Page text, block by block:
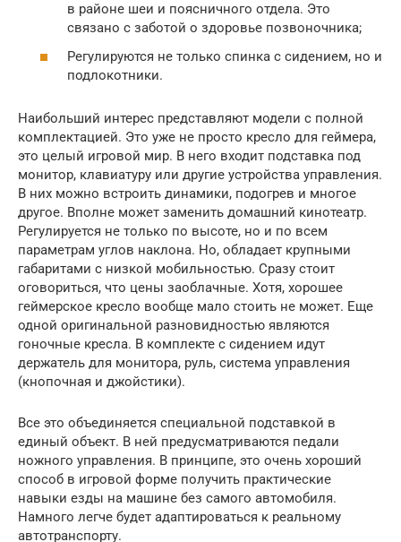
в районе шеи и поясничного отдела. Это
связано с заботой о здоровье позвоночника;
Регулируются не только спинка с сидением, но и
подлокотники.
Наибольший интерес представляют модели с полной
комплектацией. Это уже не просто кресло для геймера,
это целый игровой мир. В него входит подставка под
монитор, клавиатуру или другие устройства управления.
В них можно встроить динамики, подогрев и многое
другое. Вполне может заменить домашний кинотеатр.
Регулируется не только по высоте, но и по всем
параметрам углов наклона. Но, обладает крупными
габаритами с низкой мобильностью. Сразу стоит
оговориться, что цены заоблачные. Хотя, хорошее
геймерское кресло вообще мало стоить не может. Еще
одной оригинальной разновидностью являются
гоночные кресла. В комплекте с сидением идут
держатель для монитора, руль, система управления
(кнопочная и джойстики).
Все это объединяется специальной подставкой в
единый объект. В ней предусматриваются педали
ножного управления. В принципе, это очень хороший
способ в игровой форме получить практические
навыки езды на машине без самого автомобиля.
Намного легче будет адаптироваться к реальному
автотранспорту.